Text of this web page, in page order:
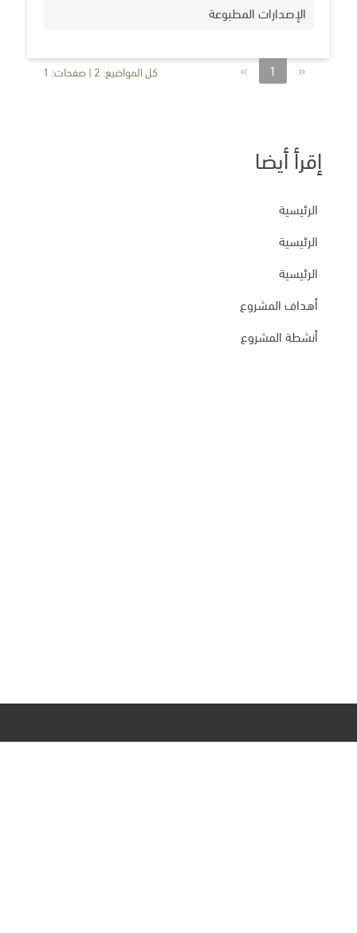
الإصدارات المطبوعة
«
1
» كل المواضيع: 2 | صفحات: 1
إقرأ أيضا
الرئيسية
الرئيسية
الرئيسية
أهداف المشروع
أنشطة المشروع